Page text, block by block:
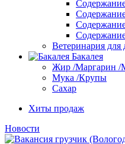
Ветеринария
Бакалея
Жир /Маргарин /
Мука /Крупы
Сахар
Хиты продаж
Новости